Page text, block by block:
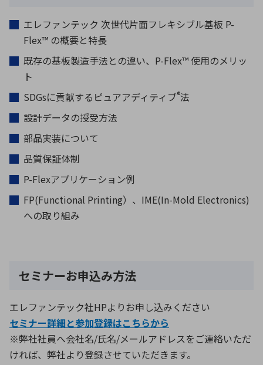
エレファンテック 次世代片面フレキシブル基板 P-
Flex™ の概要と特長
既存の基板製造手法との違い、P-Flex™ 使用のメリッ
ト
SDGsに貢献するピュアアディティブ®法
設計データの授受方法
部品実装について
品質保証体制
P-Flexアプリケーション例
FP(Functional Printing）、IME(In-Mold Electronics)
への取り組み
セミナーお申込み方法
エレファンテック社HPよりお申し込みください
セミナー詳細と参加登録はこちらから
※弊社社員へ会社名/氏名/メールアドレスをご連絡いただ
ければ、弊社より登録させていただきます。